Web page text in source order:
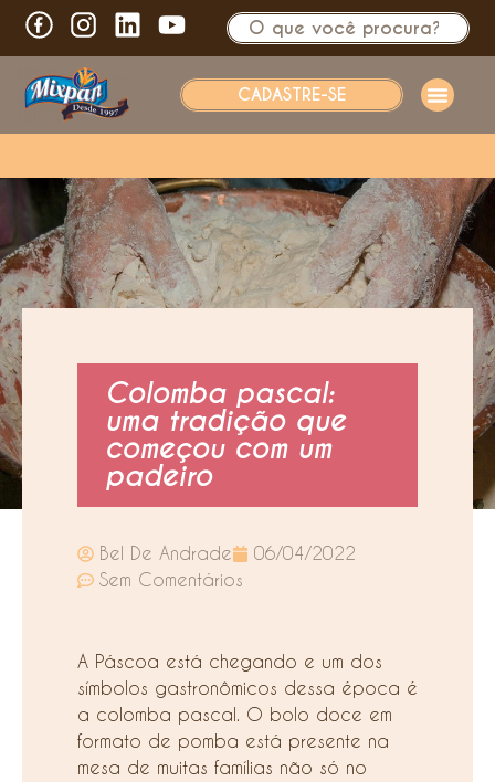
CADASTRE-SE
Colomba pascal:
uma tradição que
começou com um
padeiro
Bel De Andrade
06/04/2022
Sem Comentários
A Páscoa está chegando e um dos
símbolos gastronômicos dessa época é
a colomba pascal. O bolo doce em
formato de pomba está presente na
mesa de muitas famílias não só no